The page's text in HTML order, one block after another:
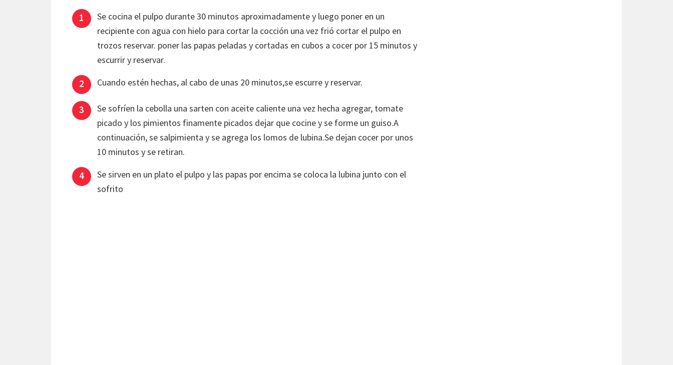
Se cocina el pulpo durante 30 minutos aproximadamente y luego poner en un
recipiente con agua con hielo para cortar la cocción una vez frió cortar el pulpo en
trozos reservar. poner las papas peladas y cortadas en cubos a cocer por 15 minutos y
escurrir y reservar.
Cuando estén hechas, al cabo de unas 20 minutos,se escurre y reservar.
Se sofríen la cebolla una sarten con aceite caliente una vez hecha agregar, tomate
picado y los pimientos finamente picados dejar que cocine y se forme un guiso.A
continuación, se salpimienta y se agrega los lomos de lubina.Se dejan cocer por unos
10 minutos y se retiran.
Se sirven en un plato el pulpo y las papas por encima se coloca la lubina junto con el
sofrito